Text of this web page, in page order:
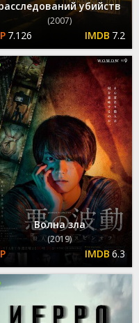
убийств
(2007)
7.126 7.2
Волна зла
(2019)
6.3